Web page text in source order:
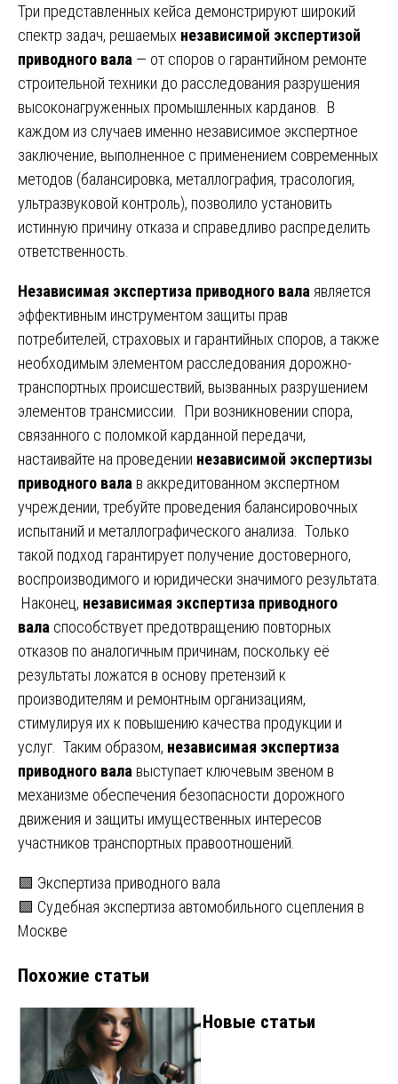
Три представленных кейса демонстрируют широкий
спектр задач, решаемых независимой экспертизой
приводного вала — от споров о гарантийном ремонте
строительной техники до расследования разрушения
высоконагруженных промышленных карданов. В
каждом из случаев именно независимое экспертное
заключение, выполненное с применением современных
методов (балансировка, металлография, трасология,
ультразвуковой контроль), позволило установить
истинную причину отказа и справедливо распределить
ответственность.
Независимая экспертиза приводного вала является
эффективным инструментом защиты прав
потребителей, страховых и гарантийных споров, а также
необходимым элементом расследования дорожно-
транспортных происшествий, вызванных разрушением
элементов трансмиссии. При возникновении спора,
связанного с поломкой карданной передачи,
настаивайте на проведении независимой экспертизы
приводного вала в аккредитованном экспертном
учреждении, требуйте проведения балансировочных
испытаний и металлографического анализа. Только
такой подход гарантирует получение достоверного,
воспроизводимого и юридически значимого результата.
Наконец, независимая экспертиза приводного
вала способствует предотвращению повторных
отказов по аналогичным причинам, поскольку её
результаты ложатся в основу претензий к
производителям и ремонтным организациям,
стимулируя их к повышению качества продукции и
услуг. Таким образом, независимая экспертиза
приводного вала выступает ключевым звеном в
механизме обеспечения безопасности дорожного
движения и защиты имущественных интересов
участников транспортных правоотношений.
Навигация
по
🟩 Экспертиза приводного вала
🟩 Судебная экспертиза автомобильного сцепления в
Москве
Похожие статьи
Новые статьи